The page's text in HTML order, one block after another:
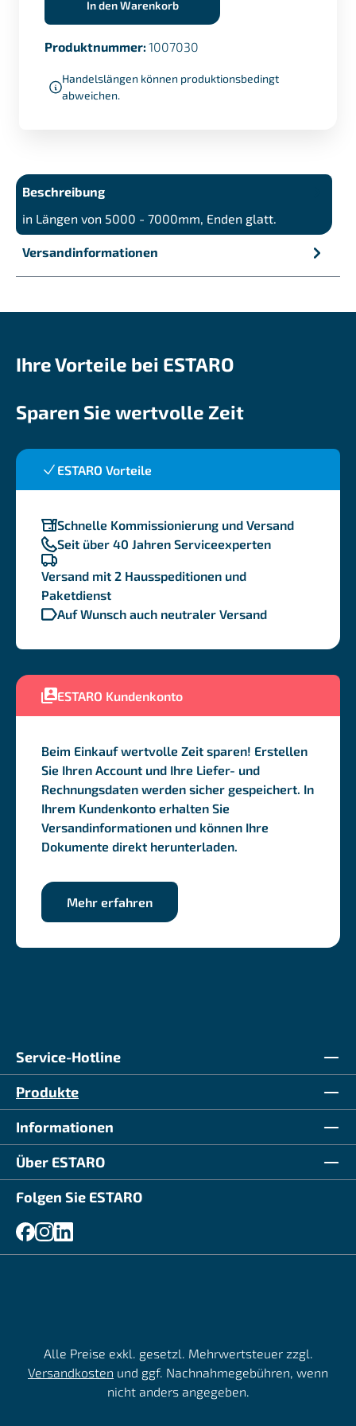
In den Warenkorb
Produktnummer: 1007030
Handelslängen können produktionsbedingt
abweichen.
Beschreibung
in Längen von 5000 - 7000mm, Enden glatt.
Versandinformationen
Ihre Vorteile bei ESTARO
ESTARO Vorteile
Schnelle Kommissionierung und Versand
Seit über 40 Jahren Serviceexperten
Versand mit 2 Hausspeditionen und
Paketdienst
Auf Wunsch auch neutraler Versand
Sparen Sie wertvolle Zeit
ESTARO Kundenkonto
Beim Einkauf wertvolle Zeit sparen! Erstellen
Sie Ihren Account und Ihre Liefer- und
Rechnungsdaten werden sicher gespeichert. In
Ihrem Kundenkonto erhalten Sie
Versandinformationen und können Ihre
Dokumente direkt herunterladen.
Mehr erfahren
Service-Hotline
Produkte
Informationen
Über ESTARO
Folgen Sie ESTARO
Alle Preise exkl. gesetzl. Mehrwertsteuer zzgl.
Versandkosten und ggf. Nachnahmegebühren, wenn
nicht anders angegeben.